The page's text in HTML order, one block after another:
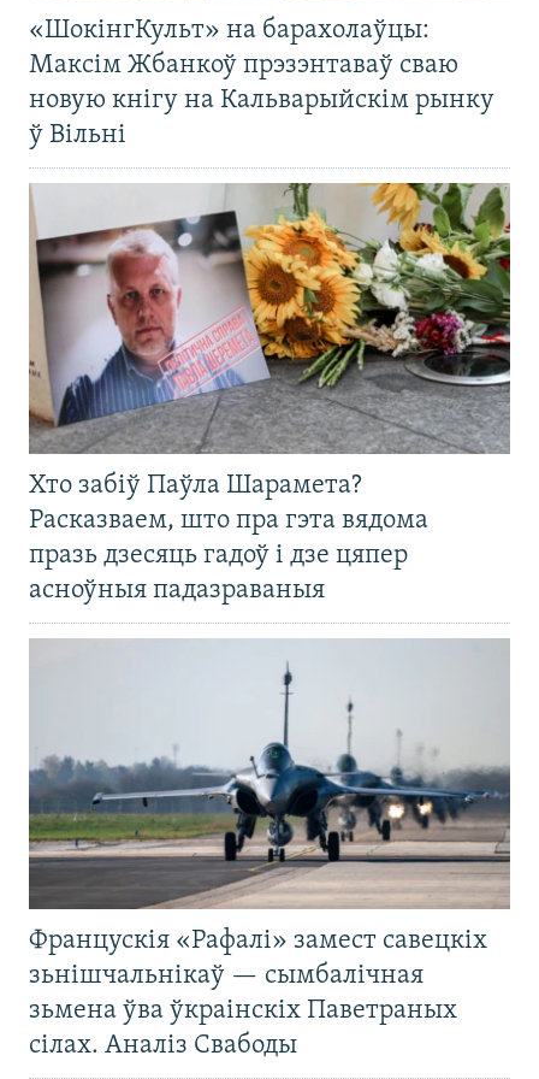
«ШокінгКульт» на барахолаўцы:
Максім Жбанкоў прэзэнтаваў сваю
новую кнігу на Кальварыйскім рынку
ў Вільні
Хто забіў Паўла Шарамета?
Расказваем, што пра гэта вядома
празь дзесяць гадоў і дзе цяпер
асноўныя падазраваныя
Францускія «Рафалі» замест савецкіх
зьнішчальнікаў — сымбалічная
зьмена ўва ўкраінскіх Паветраных
сілах. Аналіз Свабоды